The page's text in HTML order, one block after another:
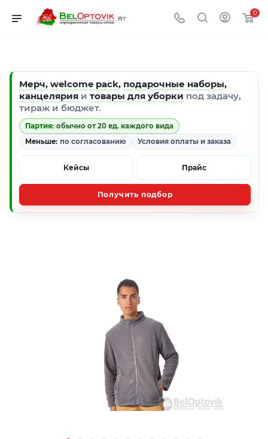
0
Мерч, welcome pack, подарочные наборы,
канцелярия и товары для уборки под задачу,
тираж и бюджет.
Партия: обычно от 20 ед. каждого вида
Меньше: по согласованию Условия оплаты и заказа
Кейсы Прайс
Получить подбор